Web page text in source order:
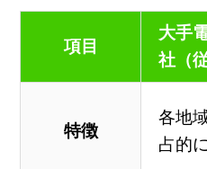
項目
大手
社（
特徴
各地
占的